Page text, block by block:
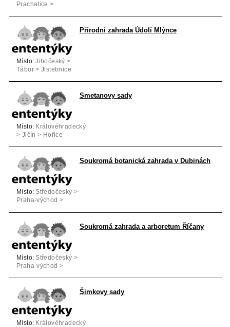
Prachatice >
Přírodní zahrada Údolí Mlýnce
Místo: Jihočeský >
Tábor > Jistebnice
Smetanovy sady
Místo: Královéhradecký
> Jičín > Hořice
Soukromá botanická zahrada v Dubinách
Místo: Středočeský >
Praha-východ >
Soukromá zahrada a arboretum Říčany
Místo: Středočeský >
Praha-východ >
Šimkovy sady
Místo: Královéhradecký